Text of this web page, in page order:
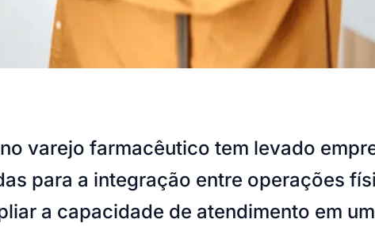
varejo farmacêutico tem levado
para a integração entre operações
a capacidade de atendimento em